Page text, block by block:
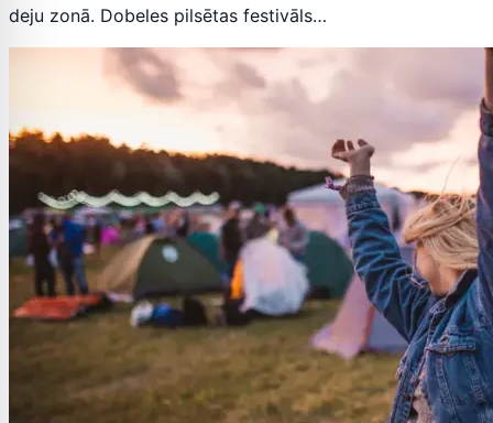
deju zonā. Dobeles pilsētas festivāls…